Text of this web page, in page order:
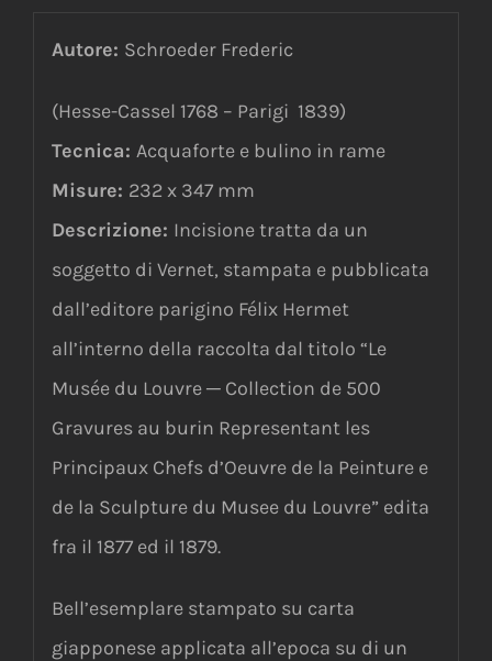
Autore: Schroeder Frederic
(Hesse-Cassel 1768 – Parigi 1839)
Tecnica: Acquaforte e bulino in rame
Misure: 232 x 347 mm
Descrizione: Incisione tratta da un
soggetto di Vernet, stampata e pubblicata
dall’editore parigino Félix Hermet
all’interno della raccolta dal titolo “Le
Musée du Louvre ─ Collection de 500
Gravures au burin Representant les
Principaux Chefs d’Oeuvre de la Peinture e
de la Sculpture du Musee du Louvre” edita
fra il 1877 ed il 1879.
Bell’esemplare stampato su carta
giapponese applicata all’epoca su di un